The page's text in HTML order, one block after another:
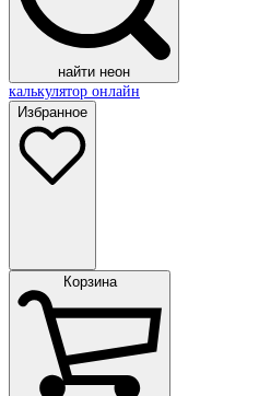
найти неон
калькулятор онлайн
Избранное
Корзина